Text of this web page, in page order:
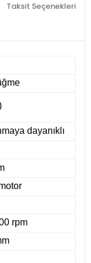
Taksit Seçenekleri
dayanıklı
rpm